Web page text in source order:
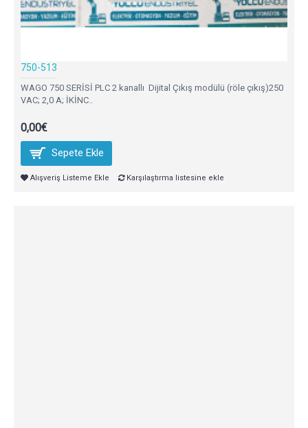
750-513
WAGO 750 SERİSİ PLC 2 kanallı Dijital Çıkış modülü (röle çıkış)250
VAC; 2,0 A; İKİNC..
0,00€
Sepete Ekle
Alışveriş Listeme Ekle Karşılaştırma listesine ekle